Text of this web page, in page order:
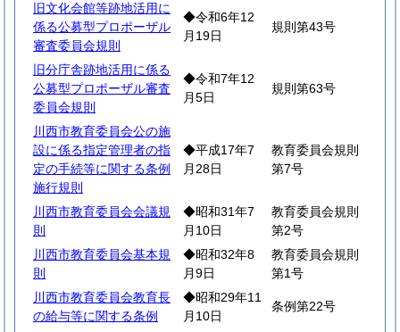
旧文化会館等跡地活用に
係る公募型プロポーザル
審査委員会規則
◆令和6年12
月19日
規則第43号
旧分庁舎跡地活用に係る
公募型プロポーザル審査
委員会規則
◆令和7年12
月5日
規則第63号
川西市教育委員会公の施
設に係る指定管理者の指
定の手続等に関する条例
施行規則
◆平成17年7
月28日
教育委員会規則
第7号
川西市教育委員会会議規
則
◆昭和31年7
月10日
教育委員会規則
第2号
川西市教育委員会基本規
則
◆昭和32年8
月9日
教育委員会規則
第1号
川西市教育委員会教育長
の給与等に関する条例
◆昭和29年11
月10日
条例第22号